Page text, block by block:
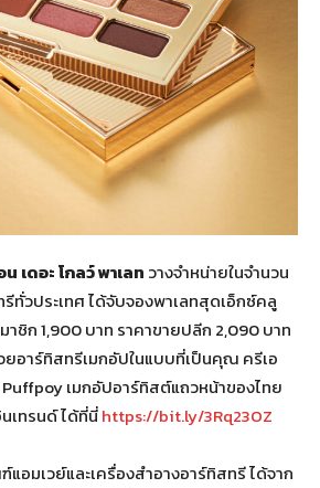
เดอะ โกลว์ พาเลท วางจำหน่ายในจำนวน
ทั่วประเทศ ได้จับจองพาเลทสุดเอ็กซ์คลู
าชิก 1,900 บาท ราคาขายปลีก 2,090 บาท
อาร์ทิสทรีเมกอัปในแบบที่เป็นคุณ ครีเอ
เมกอัปอาร์ทิสต์แถวหน้าของไทย
เทรนด์ ได้ที่นี่https://bit.ly/3Rq23OZ
มเวย์และเครื่องสำอางอาร์ทิสทรี ได้จาก